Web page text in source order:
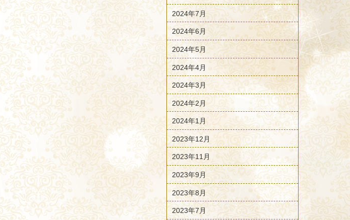
2024年7月
2024年6月
2024年5月
2024年4月
2024年3月
2024年2月
2024年1月
2023年12月
2023年11月
2023年9月
2023年8月
2023年7月